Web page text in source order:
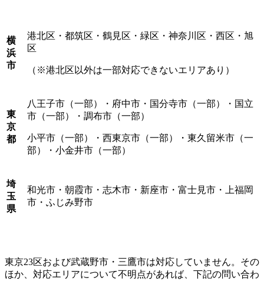
横
浜
市
港北区・都筑区・鶴見区・緑区・神奈川区・西区・旭
区
（※港北区以外は一部対応できないエリアあり）
東
京
都
八王子市（一部）・府中市・国分寺市（一部）・国立
市（一部）・調布市（一部）
小平市（一部）・西東京市（一部）・東久留米市（一
部）・小金井市（一部）
埼
玉
県
和光市・朝霞市・志木市・新座市・富士見市・上福岡
市・ふじみ野市
東京23区および武蔵野市・三鷹市は対応していません。その
ほか、対応エリアについて不明点があれば、下記の問い合わ